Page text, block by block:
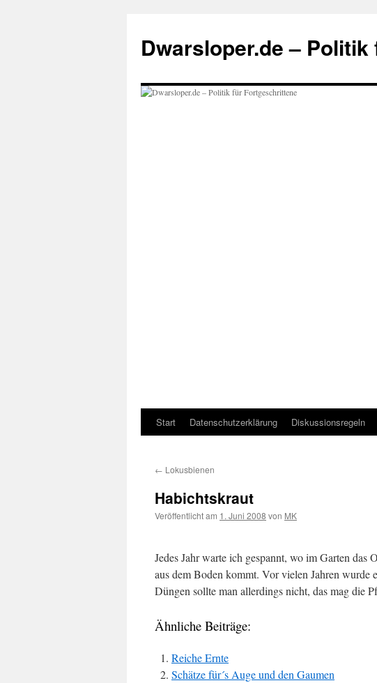
springen
Dwarsloper.de –
Start Datenschutzerklärung Diskussionsregeln
← Lokusbienen
Habichtskraut
Veröffentlicht am 1. Juni 2008 von MK
Jedes Jahr warte ich gespannt, wo im Garten
aus dem Boden kommt. Vor vielen Jahren wurde
Düngen sollte man allerdings nicht, das mag die
Ähnliche Beiträge:
Reiche Ernte
Schätze für´s Auge und den Gaumen